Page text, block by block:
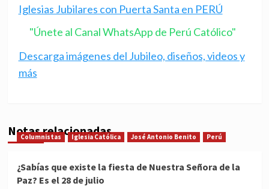
Iglesias Jubilares con Puerta Santa en PERÚ
"Únete al Canal WhatsApp de Perú Católico"
Descarga imágenes del Jubileo, diseños, videos y
más
Notas relacionadas
Columnistas Iglesia Católica José Antonio Benito Perú
¿Sabías que existe la fiesta de Nuestra Señora de la
Paz? Es el 28 de julio